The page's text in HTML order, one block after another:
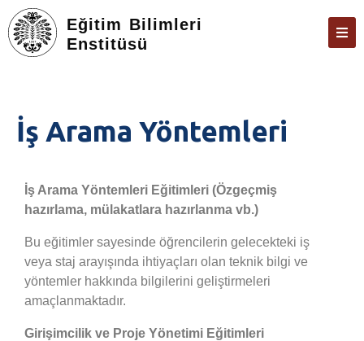
Eğitim Bilimleri
Enstitüsü
KARIYER DANIŞMANLIĞI
MEZUNLARA YÖNELIK
ÖNEMLI BAĞLANTILAR
İLETIŞIM
İş Arama Yöntemleri
İş Arama Yöntemleri Eğitimleri (Özgeçmiş
hazırlama, mülakatlara hazırlanma vb.)
Bu eğitimler sayesinde öğrencilerin gelecekteki iş
veya staj arayışında ihtiyaçları olan teknik bilgi ve
yöntemler hakkında bilgilerini geliştirmeleri
amaçlanmaktadır.
Girişimcilik ve Proje Yönetimi Eğitimleri